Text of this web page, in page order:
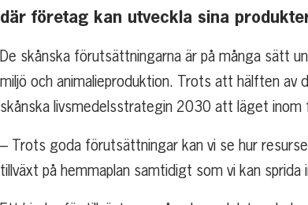
där företag kan utveckla sina
De skånska förutsättningarna är på många sätt
miljö och animalieproduktion. Trots att hälften av
skånska livsmedelsstrategin 2030 att läget
– Trots goda förutsättningar kan vi se hur
tillväxt på hemmaplan samtidigt som vi kan